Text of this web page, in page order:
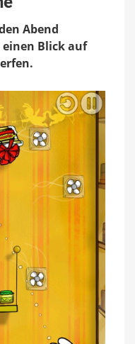
Abend
Blick auf